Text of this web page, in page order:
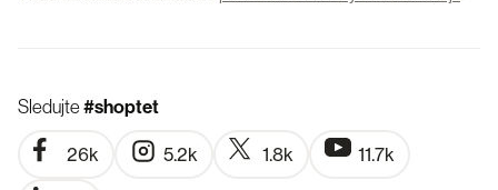
Sledujte#shoptet
26k 5.2k 1.8k 11.7k